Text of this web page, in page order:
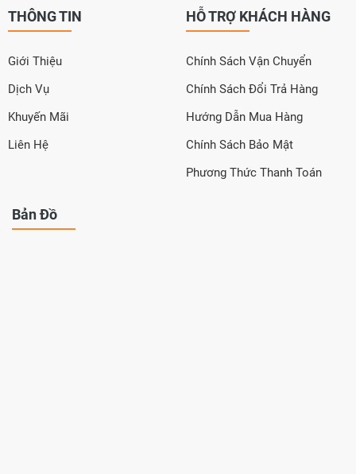
THÔNG TIN
Giới Thiệu
Dịch Vụ
Khuyến Mãi
Liên Hệ
HỖ TRỢ KHÁCH HÀNG
Chính Sách Vận Chuyển
Chính Sách Đổi Trả Hàng
Hướng Dẫn Mua Hàng
Chính Sách Bảo Mật
Phương Thức Thanh Toán
Bản Đồ